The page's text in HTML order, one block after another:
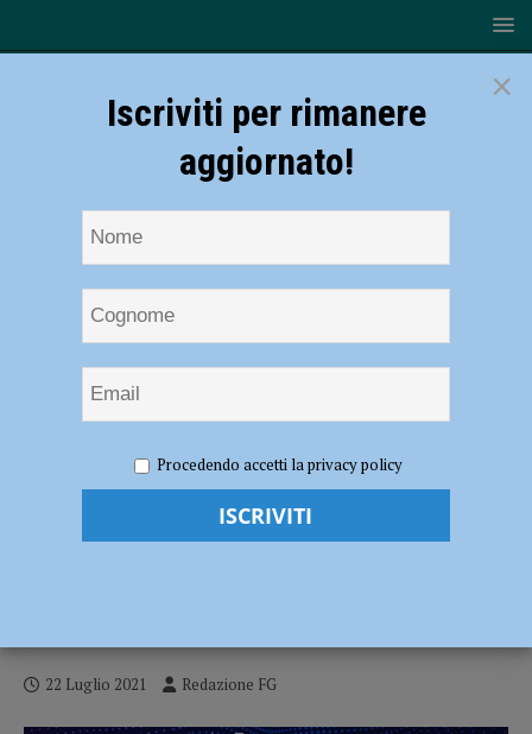
utilizzato i soldi delle aziende in difficoltà per pagare cene e cesti
natalizi, avvocato arrestato
Avrebbe utilizzato i soldi delle aziende in
22 Luglio 2021 Redazione FG
×
Iscriviti per rimanere
aggiornato!
Procedendo accetti la privacy policy